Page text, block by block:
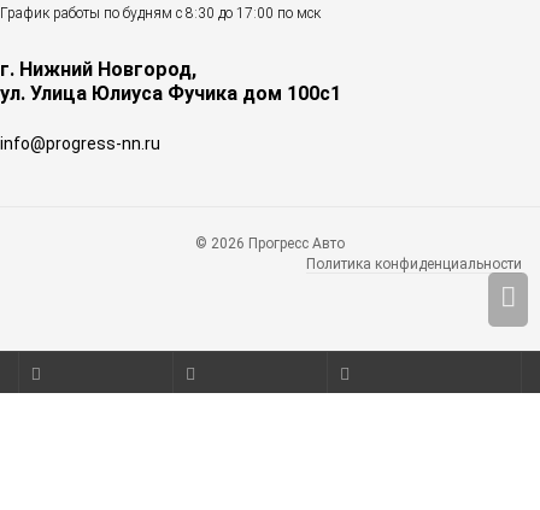
График работы по будням с 8:30 до 17:00 по мск
г. Нижний Новгород,
ул. Улица Юлиуса Фучика дом 100с1
info@progress-nn.ru
© 2026 Прогресс Авто
Политика конфиденциальности